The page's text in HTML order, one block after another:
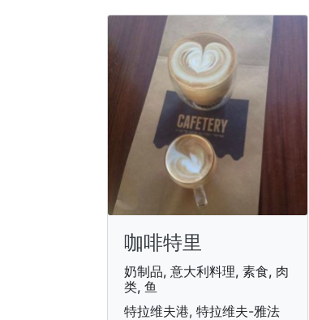
咖啡特里
奶制品, 意大利料理, 素食, 肉
类, 鱼
特拉维夫港, 特拉维夫-雅法